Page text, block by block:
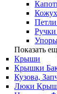
Показать
Крыши
Крышки
Кузова,
Люки